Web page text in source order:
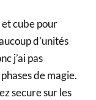
cube pour
d’unités
j’ai pas
de magie.
secure sur les